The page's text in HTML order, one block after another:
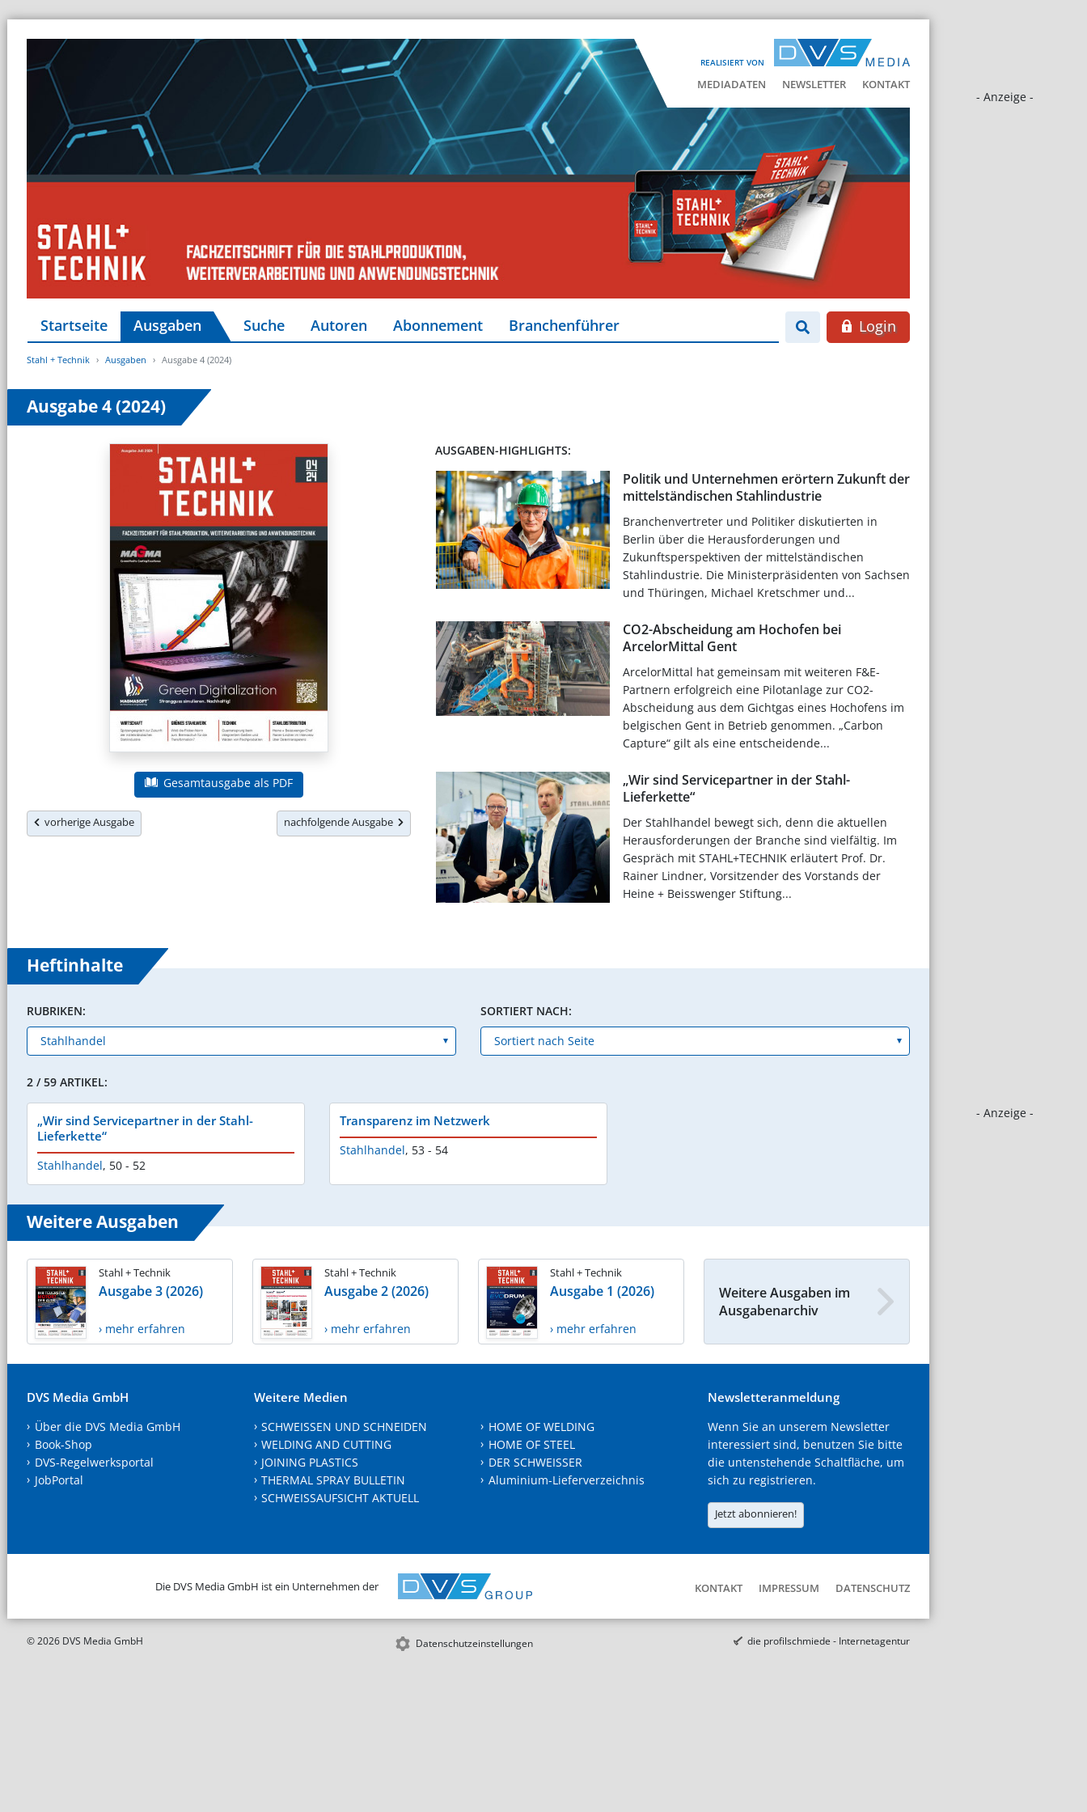
REALISIERT VON
MEDIADATEN NEWSLETTER KONTAKT
- Anzeige -
- Anzeige -
Startseite Ausgaben Suche Autoren Abonnement Branchenführer Login
Stahl + Technik Ausgaben Ausgabe 4 (2024)
Ausgabe 4 (2024)
Gesamtausgabe als PDF
vorherige Ausgabe nachfolgende Ausgabe
AUSGABEN-HIGHLIGHTS:
Politik und Unternehmen erörtern Zukunft der
mittelständischen Stahlindustrie
Branchenvertreter und Politiker diskutierten in
Berlin über die Herausforderungen und
Zukunftsperspektiven der mittelständischen
Stahlindustrie. Die Ministerpräsidenten von Sachsen
und Thüringen, Michael Kretschmer und...
CO2-Abscheidung am Hochofen bei
ArcelorMittal Gent
ArcelorMittal hat gemeinsam mit weiteren F&E-
Partnern erfolgreich eine Pilotanlage zur CO2-
Abscheidung aus dem Gichtgas eines Hochofens im
belgischen Gent in Betrieb genommen. „Carbon
Capture“ gilt als eine entscheidende...
„Wir sind Servicepartner in der Stahl-
Lieferkette“
Der Stahlhandel bewegt sich, denn die aktuellen
Herausforderungen der Branche sind vielfältig. Im
Gespräch mit STAHL+TECHNIK erläutert Prof. Dr.
Rainer Lindner, Vorsitzender des Vorstands der
Heine + Beisswenger Stiftung...
Heftinhalte
RUBRIKEN: SORTIERT NACH:
2 / 59 ARTIKEL:
„Wir sind Servicepartner in der Stahl-
Lieferkette“
Stahlhandel, 50 - 52
Transparenz im Netzwerk
Stahlhandel, 53 - 54
Weitere Ausgaben
Stahl + Technik
Ausgabe 3 (2026)
› mehr erfahren
Stahl + Technik
Ausgabe 2 (2026)
› mehr erfahren
Stahl + Technik
Ausgabe 1 (2026)
› mehr erfahren
Weitere Ausgaben im
Ausgabenarchiv
DVS Media GmbH
Über die DVS Media GmbH
Book-Shop
DVS-Regelwerksportal
JobPortal
Weitere Medien
SCHWEISSEN UND SCHNEIDEN
WELDING AND CUTTING
JOINING PLASTICS
THERMAL SPRAY BULLETIN
SCHWEISSAUFSICHT AKTUELL
HOME OF WELDING
HOME OF STEEL
DER SCHWEISSER
Aluminium-Lieferverzeichnis
Newsletteranmeldung
Wenn Sie an unserem Newsletter
interessiert sind, benutzen Sie bitte
die untenstehende Schaltfläche, um
sich zu registrieren.
Jetzt abonnieren!
Die DVS Media GmbH ist ein Unternehmen der KONTAKT IMPRESSUM DATENSCHUTZ
© 2026 DVS Media GmbH Datenschutzeinstellungen die profilschmiede - Internetagentur